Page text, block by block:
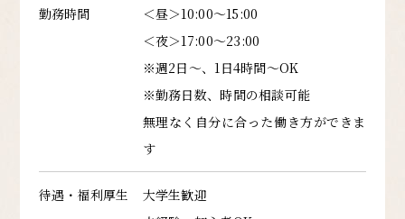
勤務時間
＜昼＞10:00～15:00
＜夜＞17:00～23:00
※週2日～、1日4時間～OK
※勤務日数、時間の相談可能
無理なく自分に合った働き方ができま
す
待遇・福利厚生
大学生歓迎